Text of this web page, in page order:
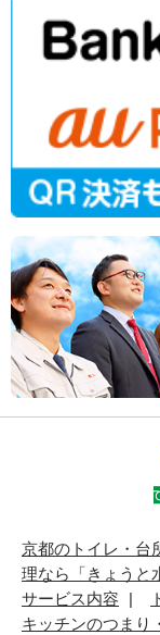
京都のトイレ・台
理なら「きょうと
サービス内容
キッチンのつまり